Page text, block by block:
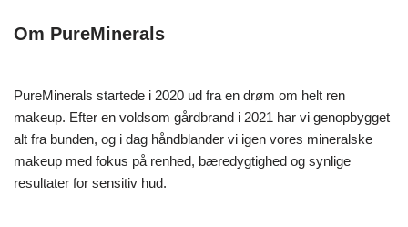
Om PureMinerals
PureMinerals startede i 2020 ud fra en drøm om helt ren
makeup. Efter en voldsom gårdbrand i 2021 har vi genopbygget
alt fra bunden, og i dag håndblander vi igen vores mineralske
makeup med fokus på renhed, bæredygtighed og synlige
resultater for sensitiv hud.